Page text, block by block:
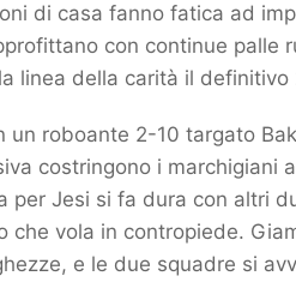
di casa fanno fatica ad
con continue palle
linea della carità il definitivo
un roboante 2-10 targato
costringono i marchigiani
per Jesi si fa dura con altri
che vola in contropiede.
e le due squadre si